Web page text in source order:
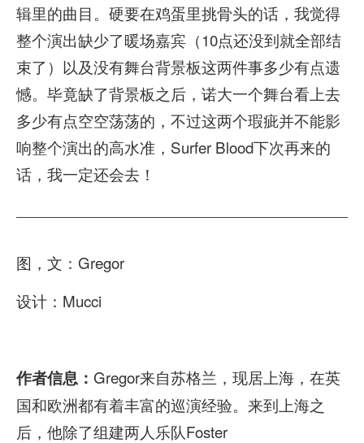
辑里的曲目。硬要在鸡蛋里挑骨头的话，我觉得
整个演出缺少了暖场嘉宾（10点还没到就全部结
束了）以及没有舞台背景板这两件事多少有点遗
憾。毕竟缺了背景板之后，诺大一个舞台看上去
多少有点空空荡荡的，不过这两个瑕疵并不能影
响整个演出的高水准，Surfer Blood下次再来的
话，我一定还会去！
图，文：Gregor
设计：Mucci
作者信息： Gregor来自苏格兰，现居上海，在英
国和欧洲都有着丰富的巡演经验。来到上海之
后，他除了组建两人乐队Foster